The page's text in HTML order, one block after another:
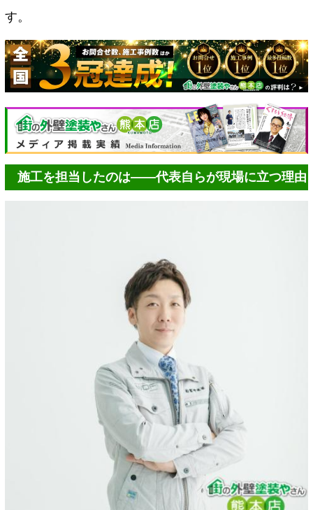
す。
施工を担当したのは――代表自らが現場に立つ理由